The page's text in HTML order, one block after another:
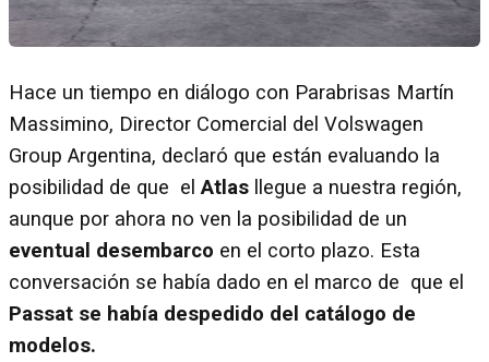
Hace un tiempo en diálogo con Parabrisas Martín
Massimino, Director Comercial del Volswagen
Group Argentina, declaró que están evaluando la
posibilidad de que elAtlas
llegue a nuestra región,
aunque por ahora no ven la posibilidad de un
eventual desembarco en el corto plazo. Esta
conversación se había dado en el marco de que el
Passat se había despedido del catálogo de
modelos.